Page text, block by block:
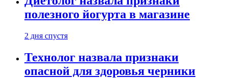
полезного йогурта в магазине
2 дня спустя
Технолог назвала признаки
опасной для здоровья черники